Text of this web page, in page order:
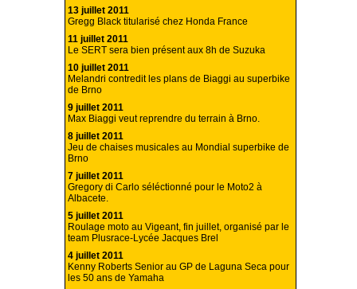
13 juillet 2011
Gregg Black titularisé chez Honda France
11 juillet 2011
Le SERT sera bien présent aux 8h de Suzuka
10 juillet 2011
Melandri contredit les plans de Biaggi au superbike
de Brno
9 juillet 2011
Max Biaggi veut reprendre du terrain à Brno.
8 juillet 2011
Jeu de chaises musicales au Mondial superbike de
Brno
7 juillet 2011
Gregory di Carlo séléctionné pour le Moto2 à
Albacete.
5 juillet 2011
Roulage moto au Vigeant, fin juillet, organisé par le
team Plusrace-Lycée Jacques Brel
4 juillet 2011
Kenny Roberts Senior au GP de Laguna Seca pour
les 50 ans de Yamaha